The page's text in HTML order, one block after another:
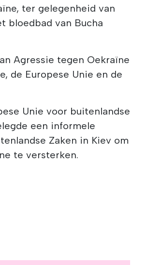
ter gelegenheid van
bloedbad van Bucha
Agressie tegen Oekraïne
de Europese Unie en de
Unie voor buitenlandse
een informele
Zaken in Kiev om
te versterken.